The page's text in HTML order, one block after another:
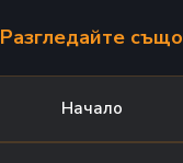
Разгледайте също
Начало